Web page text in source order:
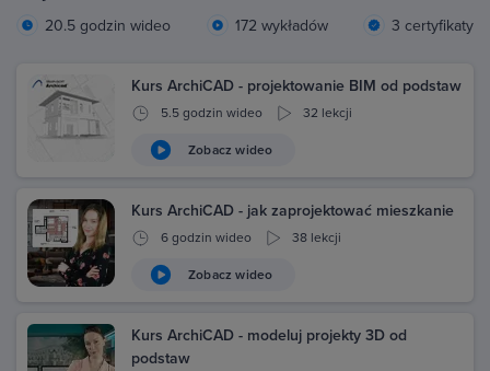
20.5 godzin wideo 172 wykładów 3 certyfikaty
Kurs ArchiCAD - projektowanie BIM od podstaw
5.5 godzin wideo 32 lekcji
Zobacz wideo
Kurs ArchiCAD - jak zaprojektować mieszkanie
6 godzin wideo 38 lekcji
Zobacz wideo
Kurs ArchiCAD - modeluj projekty 3D od
podstaw